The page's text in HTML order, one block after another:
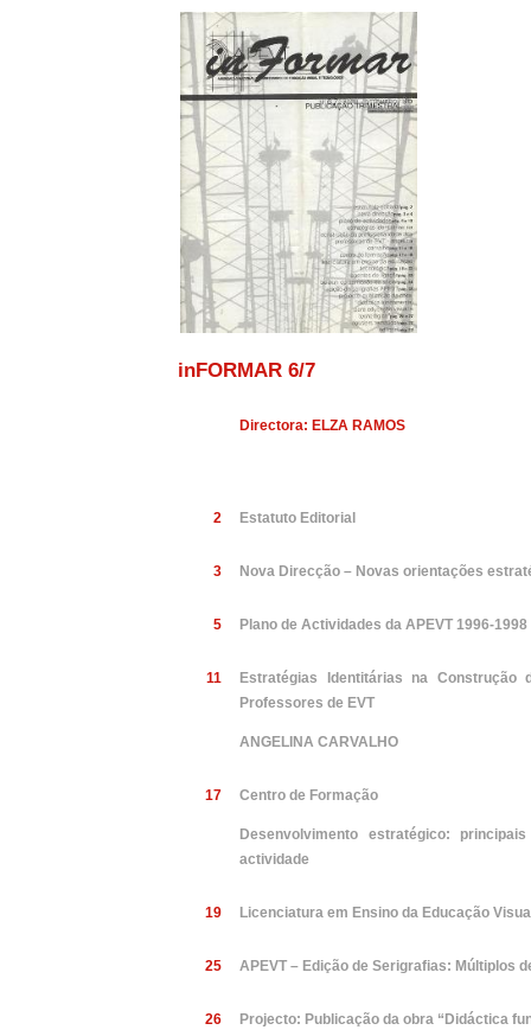
inFORMAR 6/7
Directora: ELZA RAMOS
2 Estatuto Editorial
3 Nova Direcção – Novas orientações
5 Plano de Actividades da APEVT 1996-1998
11
Estratégias Identitárias na Construção
Professores de EVT
ANGELINA CARVALHO
17 Centro de Formação
Desenvolvimento estratégico:
actividade
19 Licenciatura em Ensino da Educação
25 APEVT – Edição de Serigrafias: Múltiplos
26 Projecto: Publicação da obra “Didáctica